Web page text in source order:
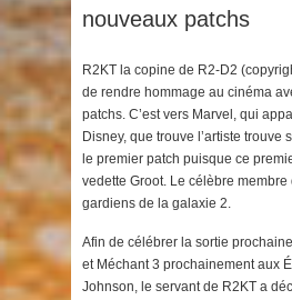
nouveaux patchs
R2KT la copine de R2-D2
de rendre hommage au cinéma
patchs. C’est vers Marvel, qui
Disney, que trouve l’artiste trouve
le premier patch puisque ce
vedette Groot. Le célèbre
gardiens de la galaxie 2.
Afin de célébrer la sortie
et Méchant 3 prochainement aux
Johnson, le servant de R2KT a